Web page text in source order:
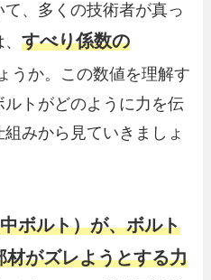
、多くの技術者が真っ
、すべり係数の
うか。この数値を理解す
トがどのように力を伝
みから見ていきましょ
ボルト）が、ボルト
がズレようとする力